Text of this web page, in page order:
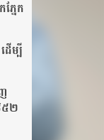
នែក​
ើម្បី​
៥២